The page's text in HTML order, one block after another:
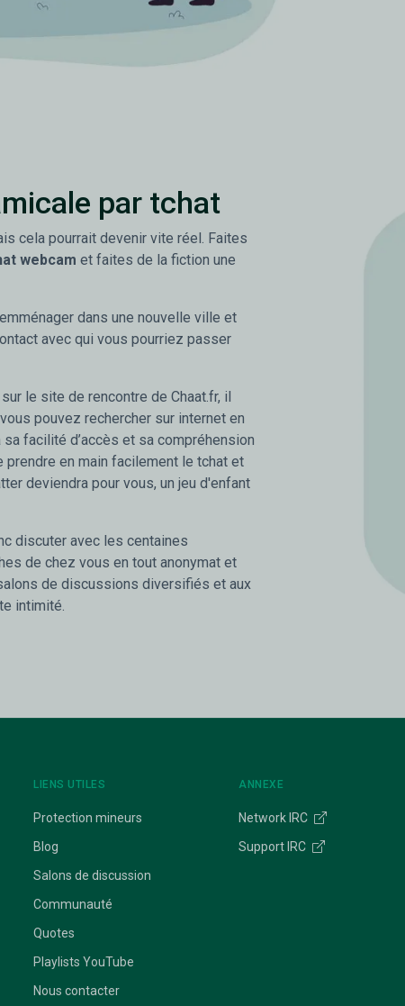
par tchat
cela pourrait devenir vite réel. Faites
webcam et faites de la fiction une
dans une nouvelle ville et
avec qui vous pourriez passer
le site de rencontre de Chaat.fr, il
pouvez rechercher sur internet en
facilité d’accès et sa compréhension
prendre en main facilement le tchat et
deviendra pour vous, un jeu d'enfant
discuter avec les centaines
de chez vous en tout anonymat et
de discussions diversifiés et aux
intimité.
LIENS UTILES
Protection mineurs
Blog
Salons de discussion
Communauté
Quotes
Playlists YouTube
Nous contacter
ANNEXE
Network IRC
Support IRC